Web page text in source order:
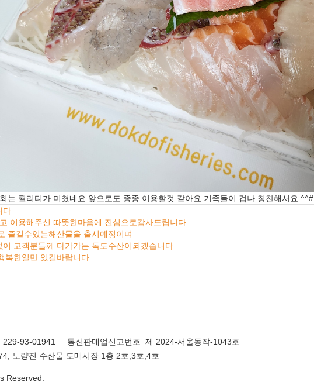
는 퀄리티가 미쳤네요 앞으로도 종종 이용할것 같아요 기족들이 겁나 칭찬해서요 ^^#
다
이용해주신 따뜻한마음에 진심으로감사드립니다
즐길수있는해산물을 출시예정이며
고객분들께 다가가는 독도수산이되겠습니다
복한일만 있길바랍니다
93-01941
통신판매업신고번호 제 2024-서울동작-1043호
노량진 수산물 도매시장 1층 2호,3호,4호
Reserved.